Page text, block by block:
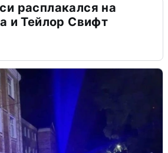
расплакался на
и Тейлор Свифт